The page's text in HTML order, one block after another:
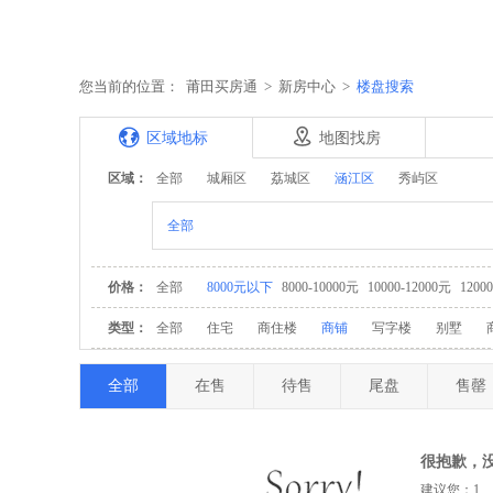
您当前的位置： 莆田买房通 > 新房中心 > 楼盘搜索
区域地标 地图找房
区域： 全部 城厢区 荔城区 涵江区 秀屿区
全部
价格： 全部 8000元以下 8000-10000元 10000-12000元
类型： 全部 住宅 商住楼 商铺 写字楼 别墅
全部 在售 待售 尾盘 售罄
很抱歉，
建议您：1